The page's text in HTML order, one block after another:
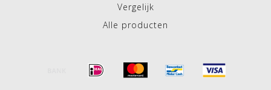
Vergelijk
Alle producten